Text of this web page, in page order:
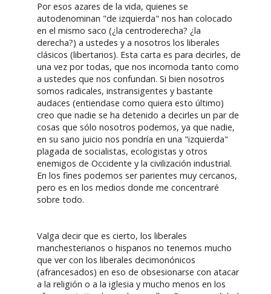
Por esos azares de la vida, quienes se
autodenominan "de izquierda" nos han colocado
en el mismo saco (¿la centroderecha? ¿la
derecha?) a ustedes y a nosotros los liberales
clásicos (libertarios). Esta carta es para decirles, de
una vez por todas, que nos incomoda tanto como
a ustedes que nos confundan. Si bien nosotros
somos radicales, instransigentes y bastante
audaces (entiendase como quiera esto último)
creo que nadie se ha detenido a decirles un par de
cosas que sólo nosotros podemos, ya que nadie,
en su sano juicio nos pondría en una "izquierda"
plagada de socialistas, ecologistas y otros
enemigos de Occidente y la civilización industrial.
En los fines podemos ser parientes muy cercanos,
pero es en los medios donde me concentraré
sobre todo.
Valga decir que es cierto, los liberales
manchesterianos o hispanos no tenemos mucho
que ver con los liberales decimonónicos
(afrancesados) en eso de obsesionarse con atacar
a la religión o a la iglesia y mucho menos en los